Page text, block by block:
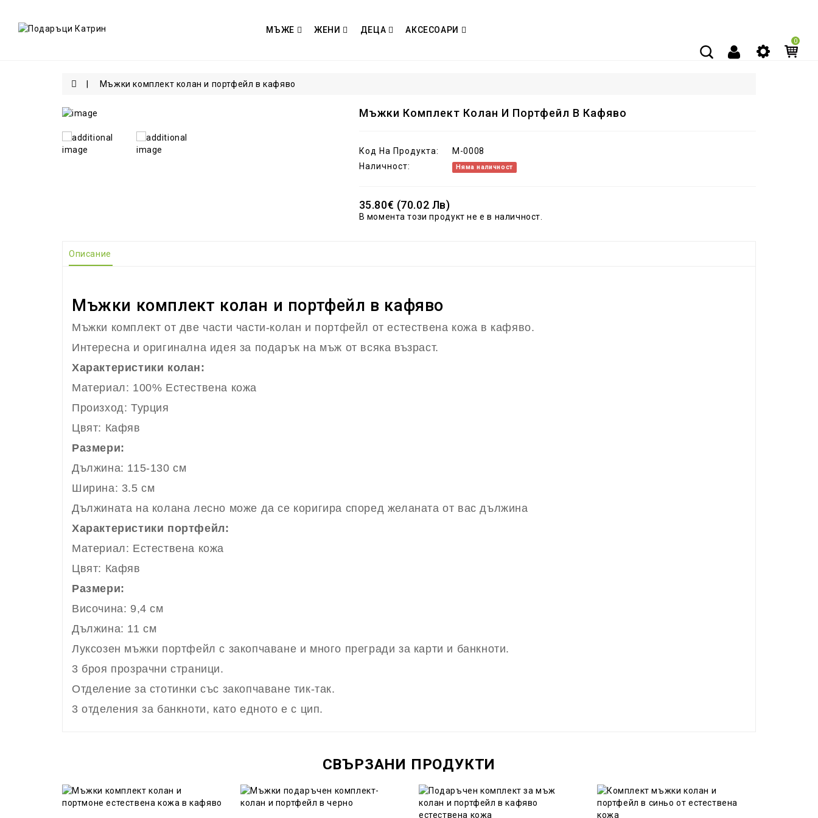
МЪЖЕ ЖЕНИ ДЕЦА АКСЕСОАРИ
0
Мъжки комплект колан и портфейл в кафяво
Мъжки Комплект Колан И Портфейл В Кафяво
Код На Продукта:
M-0008
Наличност:
Няма наличност
35.80€ (70.02 Лв)
В момента този продукт не е в наличност.
Описание
Мъжки комплект колан и портфейл в кафяво
Мъжки комплект от две части части-колан и портфейл от естествена кожа в кафяво.
Интересна и оригинална идея за подарък на мъж от всяка възраст.
Характеристики колан:
Материал: 100% Естествена кожа
Произход: Турция
Цвят: Кафяв
Размери:
Дължина: 115-130 см
Ширина: 3.5 см
Дължината на колана лесно може да се коригира според желаната от вас дължина
Характеристики портфейл:
Материал: Естествена кожа
Цвят: Кафяв
Размери:
Височина: 9,4 см
Дължина: 11 см
Луксозен мъжки портфейл с закопчаване и много прегради за карти и банкноти.
3 броя прозрачни страници.
Отделение за стотинки със закопчаване тик-так.
3 отделения за банкноти, като едното е с цип.
СВЪРЗАНИ ПРОДУКТИ